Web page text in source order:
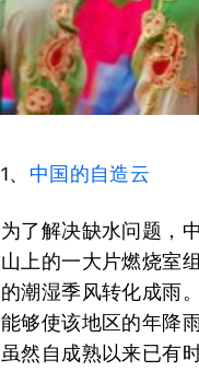
1、 中国的自造云
为了解决缺水问题，
山上的一大片燃烧室
的潮湿季风转化成雨
能够使该地区的年降
虽然自成熟以来已有